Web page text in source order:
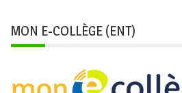
MON E-COLLÈGE (ENT)